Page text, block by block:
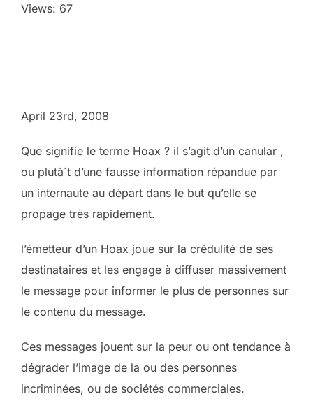
Views: 67
April 23rd, 2008
Que signifie le terme Hoax ? il s’agit d’un canular ,
ou plutà´t d’une fausse information répandue par
un internaute au départ dans le but qu’elle se
propage très rapidement.
l’émetteur d’un Hoax joue sur la crédulité de ses
destinataires et les engage à diffuser massivement
le message pour informer le plus de personnes sur
le contenu du message.
Ces messages jouent sur la peur ou ont tendance à
dégrader l’image de la ou des personnes
incriminées, ou de sociétés commerciales.